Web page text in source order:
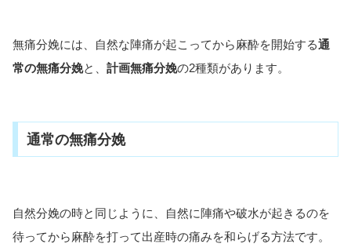
無痛分娩には、自然な陣痛が起こってから麻酔を開始する通
常の無痛分娩と、 計画無痛分娩の2種類があります。
通常の無痛分娩
自然分娩の時と同じように、自然に陣痛や破水が起きるのを
待ってから麻酔を打って出産時の痛みを和らげる方法です。